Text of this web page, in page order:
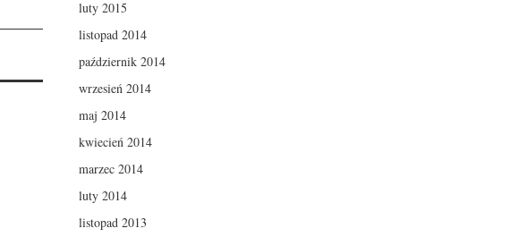
luty 2015
listopad 2014
październik 2014
wrzesień 2014
maj 2014
kwiecień 2014
marzec 2014
luty 2014
listopad 2013